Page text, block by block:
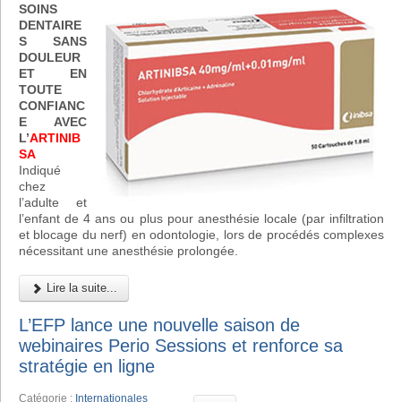
SOINS
DENTAIRE
S SANS
DOULEUR
ET EN
TOUTE
CONFIANC
E AVEC
L’ARTINIB
SA
Indiqué
chez
l’adulte et
l’enfant de 4 ans ou plus pour anesthésie locale (par infiltration
et blocage du nerf) en odontologie, lors de procédés complexes
nécessitant une anesthésie prolongée.
Lire la suite...
L’EFP lance une nouvelle saison de
webinaires Perio Sessions et renforce sa
stratégie en ligne
Catégorie : Internationales